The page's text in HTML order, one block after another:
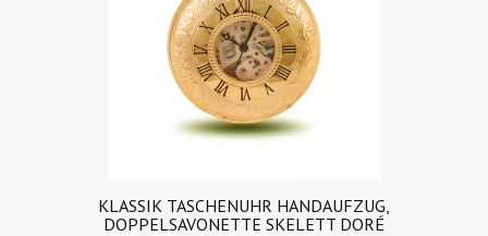
KLASSIK TASCHENUHR HANDAUFZUG,
DOPPELSAVONETTE SKELETT DORÉ